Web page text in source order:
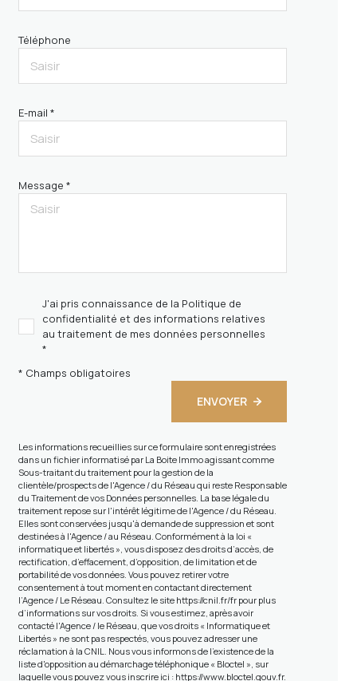
Téléphone
E-mail *
Message *
J'ai pris connaissance de la Politique de
confidentialité et des informations relatives
au traitement de mes données personnelles
*
* Champs obligatoires
ENVOYER
Les informations recueillies sur ce formulaire sont enregistrées
dans un fichier informatisé par La Boite Immo agissant comme
Sous-traitant du traitement pour la gestion de la
clientèle/prospects de l'Agence / du Réseau qui reste Responsable
du Traitement de vos Données personnelles. La base légale du
traitement repose sur l'intérêt légitime de l'Agence / du Réseau.
Elles sont conservées jusqu'à demande de suppression et sont
destinées à l'Agence / au Réseau. Conformément à la loi «
informatique et libertés », vous disposez des droits d’accès, de
rectification, d’effacement, d’opposition, de limitation et de
portabilité de vos données. Vous pouvez retirer votre
consentement à tout moment en contactant directement
l’Agence / Le Réseau. Consultez le site https://cnil.fr/frpour plus
d’informations sur vos droits. Si vous estimez, après avoir
contacté l'Agence / le Réseau, que vos droits « Informatique et
Libertés » ne sont pas respectés, vous pouvez adresser une
réclamation à la CNIL. Nous vous informons de l’existence de la
liste d'opposition au démarchage téléphonique « Bloctel », sur
laquelle vous pouvez vous inscrire ici : https://www.bloctel.gouv.fr.